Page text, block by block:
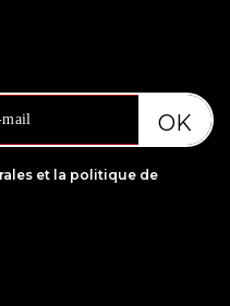
et la politique de